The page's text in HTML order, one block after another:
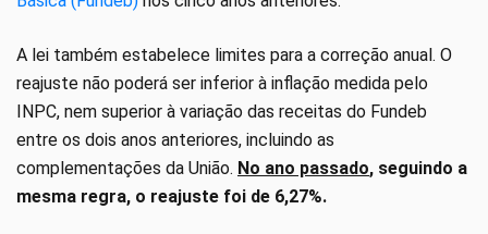
A lei também estabelece limites para a correção anual. O
reajuste não poderá ser inferior à inflação medida pelo
INPC, nem superior à variação das receitas do Fundeb
entre os dois anos anteriores, incluindo as
complementações da União. No ano passado, seguindo a
mesma regra, o reajuste foi de 6,27%.